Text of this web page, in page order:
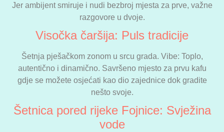
Jer ambijent smiruje i nudi bezbroj mjesta za prve, važne
razgovore u dvoje.
Visočka čaršija: Puls tradicije
Šetnja pješačkom zonom u srcu grada. Vibe: Toplo,
autentično i dinamično. Savršeno mjesto za prvu kafu
gdje se možete osjećati kao dio zajednice dok gradite
nešto svoje.
Šetnica pored rijeke Fojnice: Svježina
vode